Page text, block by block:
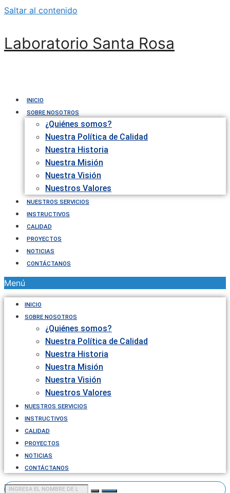
Saltar al contenido
Laboratorio Santa Rosa
INICIO
SOBRE NOSOTROS
¿Quiénes somos?
Nuestra Política de Calidad
Nuestra Historia
Nuestra Misión
Nuestra Visión
Nuestros Valores
NUESTROS SERVICIOS
INSTRUCTIVOS
CALIDAD
PROYECTOS
NOTICIAS
CONTÁCTANOS
Menú
INICIO
SOBRE NOSOTROS
¿Quiénes somos?
Nuestra Política de Calidad
Nuestra Historia
Nuestra Misión
Nuestra Visión
Nuestros Valores
NUESTROS SERVICIOS
INSTRUCTIVOS
CALIDAD
PROYECTOS
NOTICIAS
CONTÁCTANOS